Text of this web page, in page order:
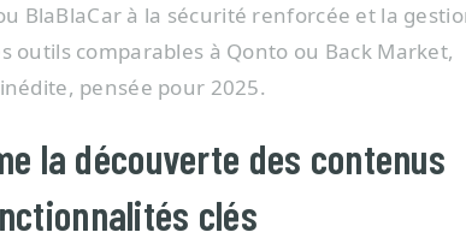
BlaBlaCar à la sécurité renforcée et la
outils comparables à Qonto ou Back Market,
pensée pour 2025.
la découverte des contenus
clés